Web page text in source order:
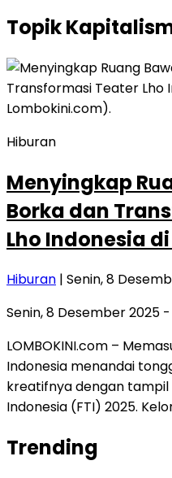
Topik
Hiburan
Menyingkap
Borka dan
Lho Indonesia di
Hiburan | Senin, 8
Senin, 8 Desember 2025 -
LOMBOKINI.com –
Indonesia menandai
kreatifnya dengan
Indonesia (FTI) 2025.
Trending